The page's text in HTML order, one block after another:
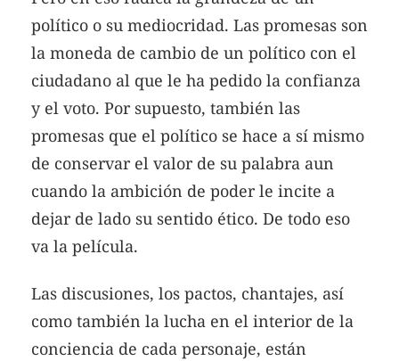
político o su mediocridad. Las promesas son
la moneda de cambio de un político con el
ciudadano al que le ha pedido la confianza
y el voto. Por supuesto, también las
promesas que el político se hace a sí mismo
de conservar el valor de su palabra aun
cuando la ambición de poder le incite a
dejar de lado su sentido ético. De todo eso
va la película.
Las discusiones, los pactos, chantajes, así
como también la lucha en el interior de la
conciencia de cada personaje, están